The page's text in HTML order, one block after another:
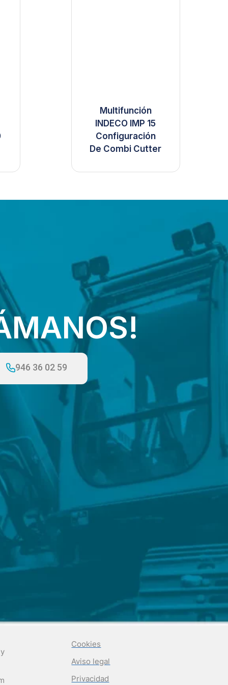
Multifunción
INDECO IMP 15
Configuración
De Combi Cutter
946 36 02 59
Cookies
Aviso legal
Privacidad